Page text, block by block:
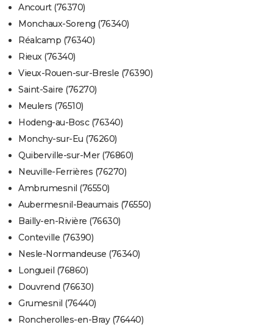
Ancourt (76370)
Monchaux-Soreng (76340)
Réalcamp (76340)
Rieux (76340)
Vieux-Rouen-sur-Bresle (76390)
Saint-Saire (76270)
Meulers (76510)
Hodeng-au-Bosc (76340)
Monchy-sur-Eu (76260)
Quiberville-sur-Mer (76860)
Neuville-Ferrières (76270)
Ambrumesnil (76550)
Aubermesnil-Beaumais (76550)
Bailly-en-Rivière (76630)
Conteville (76390)
Nesle-Normandeuse (76340)
Longueil (76860)
Douvrend (76630)
Grumesnil (76440)
Roncherolles-en-Bray (76440)